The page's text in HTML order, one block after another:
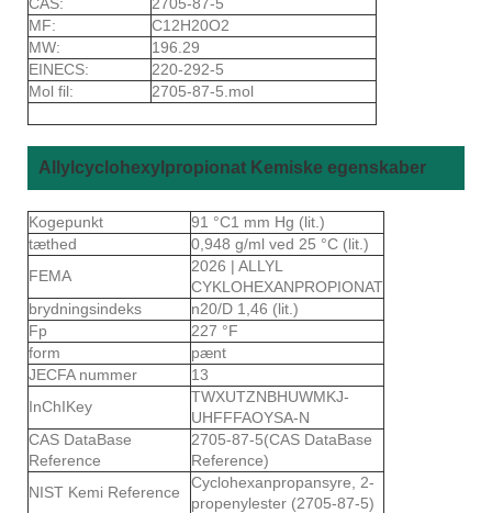
MF:
C12H20O2
MW:
196.29
EINECS:
220-292-5
Mol fil:
2705-87-5.mol
Allylcyclohexylpropionat Kemiske egenskaber
Kogepunkt
91 °C1 mm Hg (lit.)
tæthed
0,948 g/ml ved 25 °C (lit.)
FEMA
2026 | ALLYL
CYKLOHEXANPROPIONAT
brydningsindeks
n20/D 1,46 (lit.)
Fp
227 °F
form
pænt
JECFA nummer
13
InChIKey
TWXUTZNBHUWMKJ-
UHFFFAOYSA-N
CAS DataBase
Reference
2705-87-5(CAS DataBase
Reference)
NIST Kemi Reference
Cyclohexanpropansyre, 2-
propenylester (2705-87-5)